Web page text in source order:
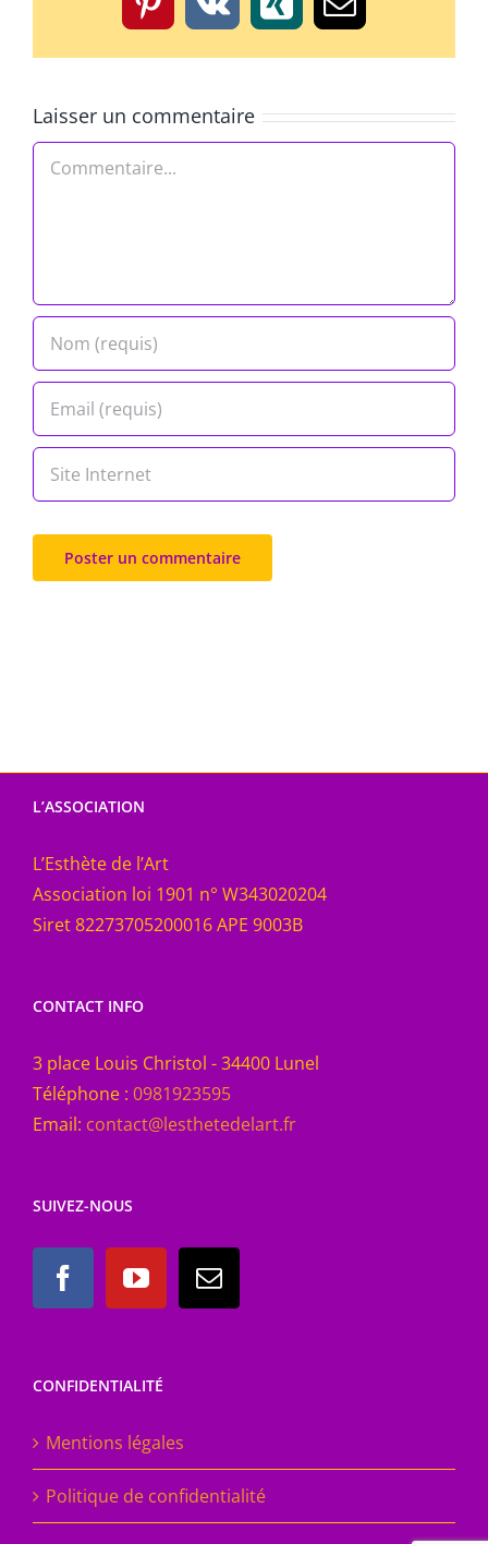
Pinterest
Vk XingEmail
Laisser un commentaire
Commentaire
L’ASSOCIATION
L’Esthète de l’Art
Association loi 1901 n° W343020204
Siret 82273705200016 APE 9003B
CONTACT INFO
3 place Louis Christol - 34400 Lunel
Téléphone : 0981923595
Email: contact@lesthetedelart.fr
SUIVEZ-NOUS
CONFIDENTIALITÉ
Mentions légales
Politique de confidentialité